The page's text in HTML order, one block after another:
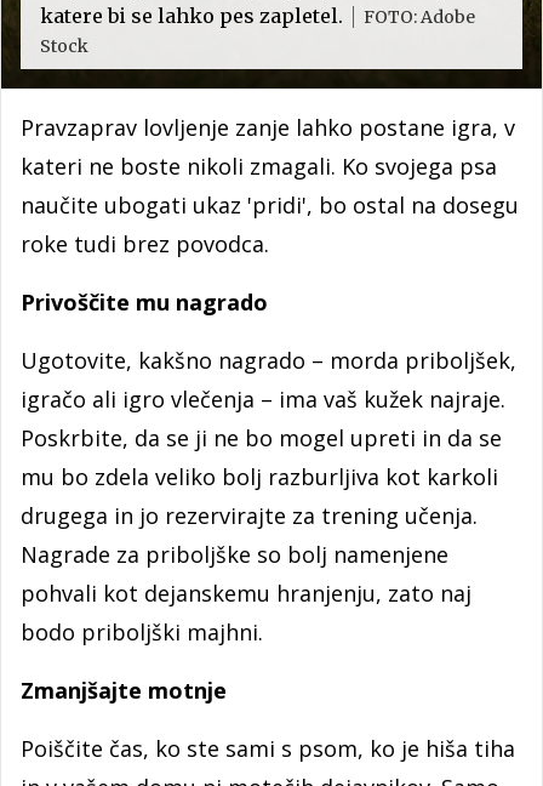
katere bi se lahko pes zapletel.
FOTO: Adobe
Stock
Pravzaprav lovljenje zanje lahko postane igra, v
kateri ne boste nikoli zmagali. Ko svojega psa
naučite ubogati ukaz 'pridi', bo ostal na dosegu
roke tudi brez povodca.
Privoščite mu nagrado
Ugotovite, kakšno nagrado – morda priboljšek,
igračo ali igro vlečenja – ima vaš kužek najraje.
Poskrbite, da se ji ne bo mogel upreti in da se
mu bo zdela veliko bolj razburljiva kot karkoli
drugega in jo rezervirajte za trening učenja.
Nagrade za priboljške so bolj namenjene
pohvali kot dejanskemu hranjenju, zato naj
bodo priboljški majhni.
Zmanjšajte motnje
Poiščite čas, ko ste sami s psom, ko je hiša tiha